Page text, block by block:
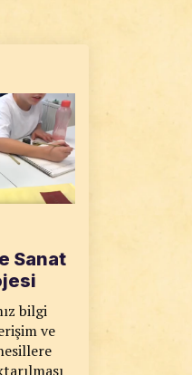
Sanat
bilgi
ve